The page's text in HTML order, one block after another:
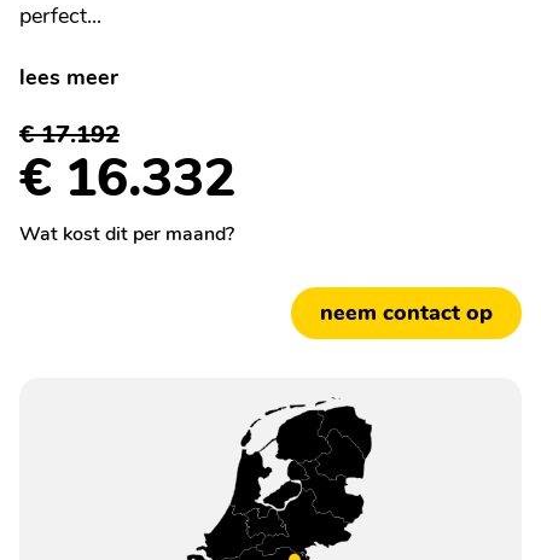
perfect...
lees meer
€ 17.192
€ 16.332
Wat kost dit per maand?
neem contact op